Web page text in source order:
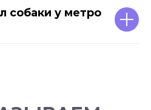
собаки у метро